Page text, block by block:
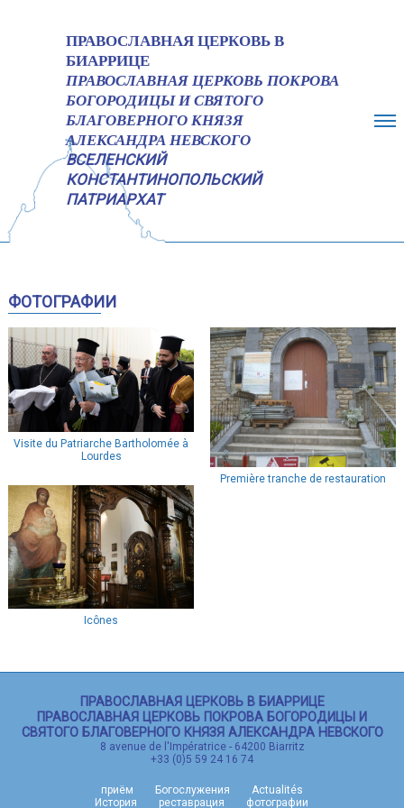
ПРАВОСЛАВНАЯ ЦЕРКОВЬ В
БИАРРИЦЕ
ПРАВОСЛАВНАЯ ЦЕРКОВЬ ПОКРОВА
БОГОРОДИЦЫ И СВЯТОГО
БЛАГОВЕРНОГО КНЯЗЯ
АЛЕКСАНДРА НЕВСКОГО
ВСЕЛЕНСКИЙ
КОНСТАНТИНОПОЛЬСКИЙ
ПАТРИАРХАТ
ИСТОРИЯ
РЕСТАВРАЦИЯ
ФОТОГРАФИИ
КОНТАСТ
ФОТОГРАФИИ
Visite du Patriarche Bartholomée à
Lourdes
Première tranche de restauration
Icônes
ПРАВОСЛАВНАЯ ЦЕРКОВЬ В БИАРРИЦЕ
ПРАВОСЛАВНАЯ ЦЕРКОВЬ ПОКРОВА БОГОРОДИЦЫ И
СВЯТОГО БЛАГОВЕРНОГО КНЯЗЯ АЛЕКСАНДРА НЕВСКОГО
8 avenue de l'Impératrice- 64200 Biarritz
+33 (0)5 59 24 16 74
приём Богослужения
Actualités
История
реставрация фотографии